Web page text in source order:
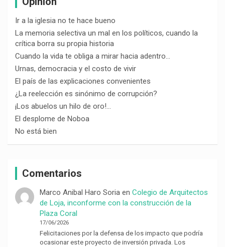
Ir a la iglesia no te hace bueno
La memoria selectiva un mal en los políticos, cuando la
crítica borra su propia historia
Cuando la vida te obliga a mirar hacia adentro…
Urnas, democracia y el costo de vivir
El país de las explicaciones convenientes
¿La reelección es sinónimo de corrupción?
¡Los abuelos un hilo de oro!…
El desplome de Noboa
No está bien
Comentarios
Marco Anibal Haro Soriaen Colegio de Arquitectos
de Loja, inconforme con la construcción de la
Plaza Coral
17/06/2026
Felicitaciones por la defensa de los impacto que podría
ocasionar este proyecto de inversión privada. Los